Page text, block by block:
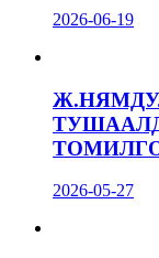
2026-06-19
2026-05-27